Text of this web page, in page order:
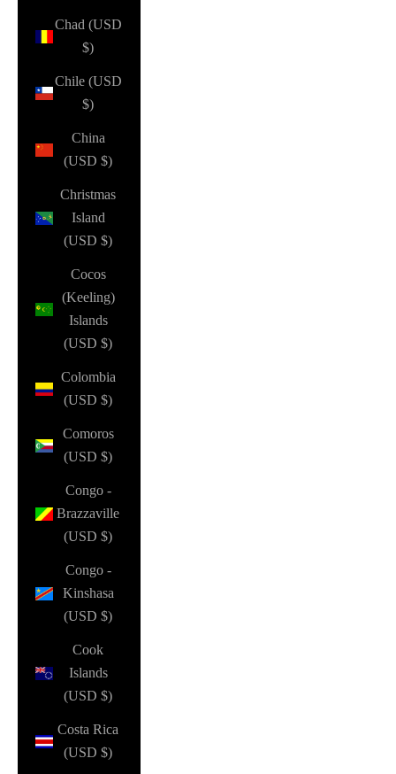
Chad (USD
$)
Chile (USD
$)
China
(USD $)
Christmas
Island
(USD $)
Cocos
(Keeling)
Islands
(USD $)
Colombia
(USD $)
Comoros
(USD $)
Congo -
Brazzaville
(USD $)
Congo -
Kinshasa
(USD $)
Cook
Islands
(USD $)
Costa Rica
(USD $)